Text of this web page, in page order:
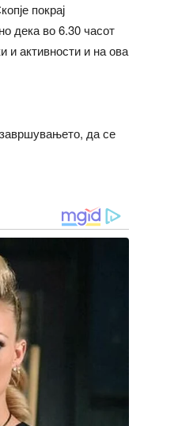
покрај
дека во 6.30 часот
и активности и на ова
да се